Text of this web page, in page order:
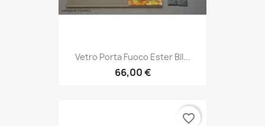
Vetro Porta Fuoco Ester BII...
66,00 €
favorite_border